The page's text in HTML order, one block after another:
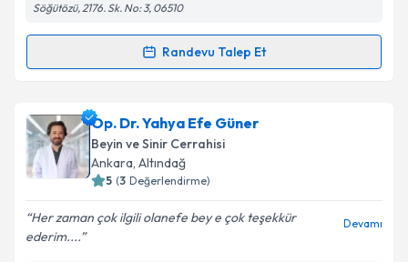
Metni'ni okudum ve kişisel verilerimin belirtilen
kapsamda işlenmesini kabul ediyorum.
Söğütözü, 2176. Sk. No: 3, 06510
Randevu Talep Et
Randevu Takvimi Talebi
Doç. Dr. Halil Can Küçükyıldıziçin randevu takvimi
talebi oluşturun. Size bu uzmandan randevu almanız
için bir takvim hazırlandığında e-posta ile
bilgilendireceğiz.
E-posta Adresiniz
Op. Dr. Yahya Efe Güner
Beyin ve Sinir Cerrahisi
Ankara, Altındağ
5 (3 Değerlendirme)
Her zaman çok ilgili olanefe bey e çok teşekkür
ederim....
Devamı